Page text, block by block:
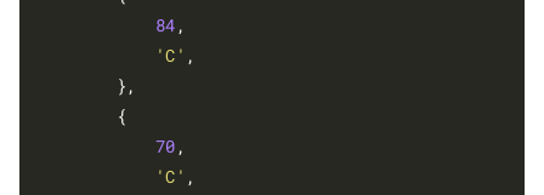
84 ,
'C' ,
70 ,
'C' ,